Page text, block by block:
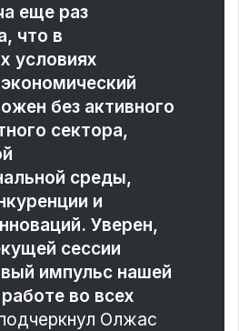
еще раз
что в
условиях
без активного
сектора,
среды,
и
Уверен,
сессии
импульс нашей
во всех
Олжас